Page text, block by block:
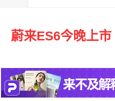
蔚来ES6今晚上